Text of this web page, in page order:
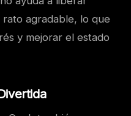
agradable, lo que
y mejorar el estado